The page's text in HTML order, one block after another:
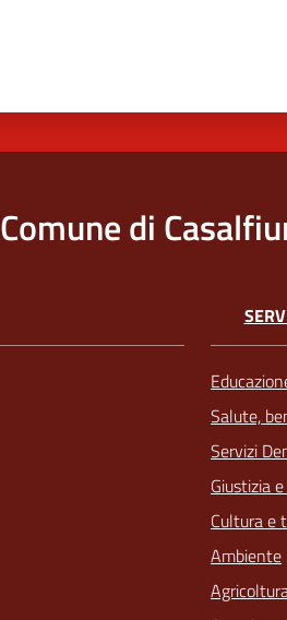
Comune di
Salute,
Servizi
Giustizia
Cultura e
Ambiente